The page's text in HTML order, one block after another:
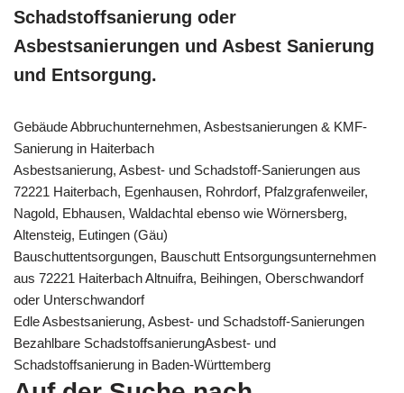
Schadstoffsanierung oder
Asbestsanierungen und Asbest Sanierung
und Entsorgung.
Gebäude Abbruchunternehmen, Asbestsanierungen & KMF-
Sanierung in Haiterbach
Asbestsanierung, Asbest- und Schadstoff-Sanierungen aus
72221 Haiterbach, Egenhausen, Rohrdorf, Pfalzgrafenweiler,
Nagold, Ebhausen, Waldachtal ebenso wie Wörnersberg,
Altensteig, Eutingen (Gäu)
Bauschuttentsorgungen, Bauschutt Entsorgungsunternehmen
aus 72221 Haiterbach Altnuifra, Beihingen, Oberschwandorf
oder Unterschwandorf
Edle Asbestsanierung, Asbest- und Schadstoff-Sanierungen
Bezahlbare SchadstoffsanierungAsbest- und
Schadstoffsanierung in Baden-Württemberg